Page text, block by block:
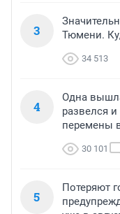
3
Тюмени.
34 513
4
Одна
развелся
перемены
30 101
5
Потеряют